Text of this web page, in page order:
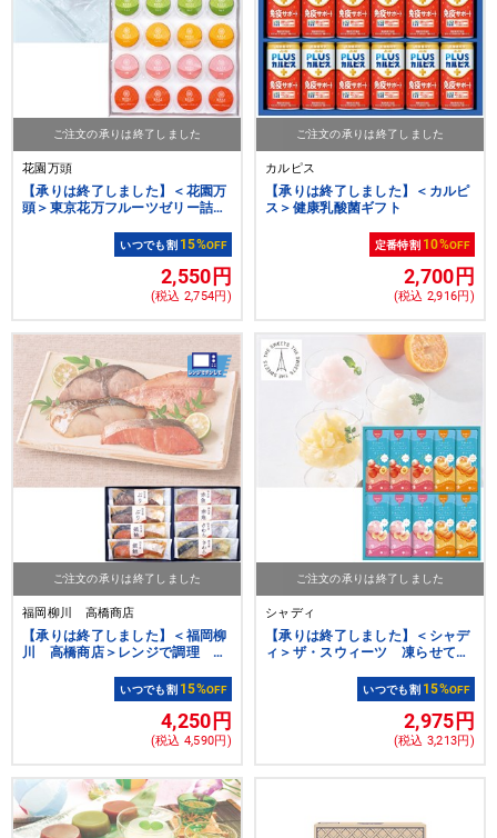
ご注文の承りは終了しました
花園万頭
【承りは終了しました】＜花園万
頭＞東京花万フルーツゼリー詰合
いつでも割 15%OFF
2,550円
(税込 2,754円)
ご注文の承りは終了しました
カルピス
【承りは終了しました】＜カルピ
ス＞健康乳酸菌ギフト
定番特割 10%OFF
2,700円
(税込 2,916円)
ご注文の承りは終了しました
福岡柳川 高橋商店
【承りは終了しました】＜福岡柳
川 高橋商店＞レンジで調理 西
いつでも割 15%OFF
4,250円
(税込 4,590円)
ご注文の承りは終了しました
シャディ
【承りは終了しました】＜シャデ
ィ＞ザ・スウィーツ 凍らせて食
いつでも割 15%OFF
2,975円
(税込 3,213円)